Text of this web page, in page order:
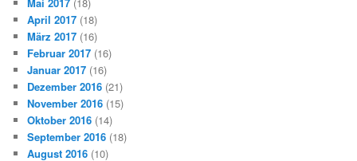
April 2017 (18)
März 2017 (16)
Februar 2017 (16)
Januar 2017 (16)
Dezember 2016 (21)
November 2016 (15)
Oktober 2016 (14)
September 2016 (18)
August 2016 (10)